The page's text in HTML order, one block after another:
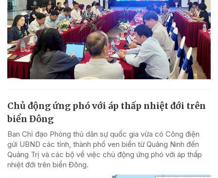
Chủ động ứng phó với áp thấp nhiệt đới trên
biển Đông
Ban Chỉ đạo Phòng thủ dân sự quốc gia vừa có Công điện
gửi UBND các tỉnh, thành phố ven biển từ Quảng Ninh đến
Quảng Trị và các bộ về việc chủ động ứng phó với áp thấp
nhiệt đới trên biển Đông.